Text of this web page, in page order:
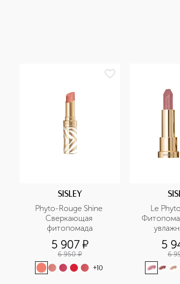
SISLEY
Phyto-Rouge Shine
Сверкающая
фитопомада
5 907¤
6 950 ¤
+10
Le
5
6